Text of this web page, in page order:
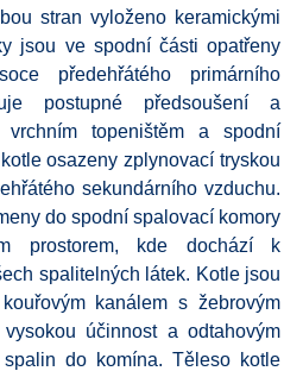
stran vyloženo keramickými
jsou ve spodní části opatřeny
předehřátého primárního
postupné předsoušení a
topeništěm a spodní
osazeny zplynovací tryskou
sekundárního vzduchu.
do spodní spalovací komory
prostorem, kde dochází k
spalitelných látek. Kotle jsou
kanálem s žebrovým
účinnost a odtahovým
do komína. Těleso kotle